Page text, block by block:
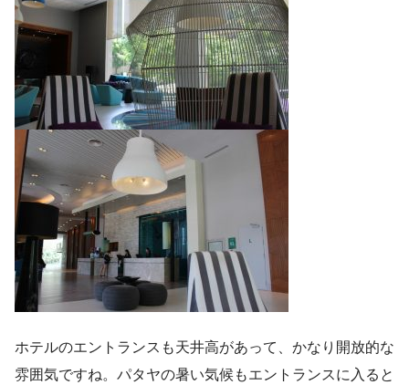
ホテルのエントランスも天井高があって、かなり開放的な
雰囲気ですね。パタヤの暑い気候もエントランスに入ると